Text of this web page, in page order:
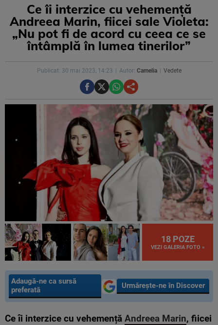
Ce îi interzice cu vehemență
Andreea Marin, fiicei sale Violeta:
„Nu pot fi de acord cu ceea ce se
întâmplă în lumea tinerilor”
Publicat: 30 mai 2023, 14:23 Autor: Camelia Vedete
18 POZE
VEZI GALERIA FOTO »
Adaugă-ne ca sursă
preferată
Urmărește-ne în Discover
Ce îi interzice cu vehemență Andreea Marin, fiicei